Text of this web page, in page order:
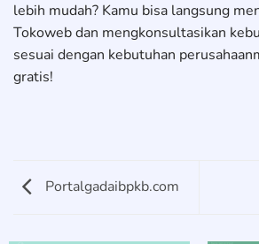
lebih mudah? Kamu bisa langsung
Tokoweb dan mengkonsultasikan
sesuai dengan kebutuhan
gratis!
Portalgadaibpkb.com